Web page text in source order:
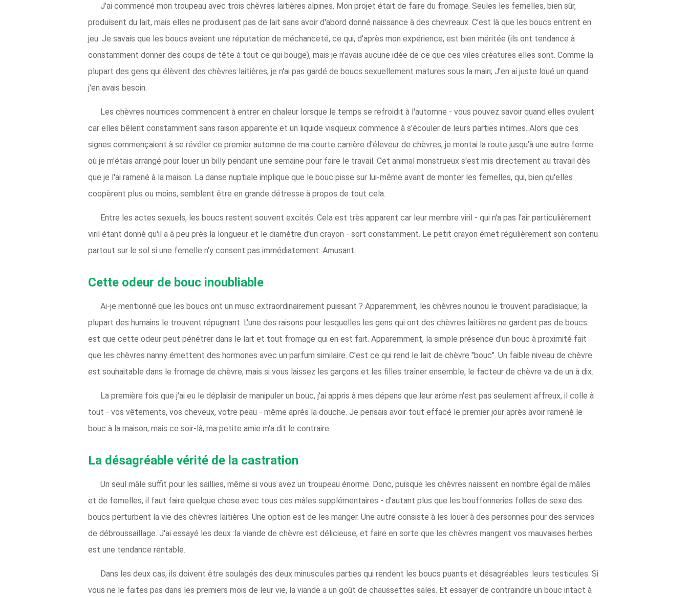
J'ai commencé mon troupeau avec trois chèvres laitières alpines. Mon projet était de faire du fromage. Seules les femelles, bien sûr,
produisent du lait, mais elles ne produisent pas de lait sans avoir d'abord donné naissance à des chevreaux. C'est là que les boucs entrent en
jeu. Je savais que les boucs avaient une réputation de méchanceté, ce qui, d'après mon expérience, est bien méritée (ils ont tendance à
constamment donner des coups de tête à tout ce qui bouge), mais je n'avais aucune idée de ce que ces viles créatures elles sont. Comme la
plupart des gens qui élèvent des chèvres laitières, je n'ai pas gardé de boucs sexuellement matures sous la main; J'en ai juste loué un quand
j'en avais besoin.
Les chèvres nourrices commencent à entrer en chaleur lorsque le temps se refroidit à l'automne - vous pouvez savoir quand elles ovulent
car elles bêlent constamment sans raison apparente et un liquide visqueux commence à s'écouler de leurs parties intimes. Alors que ces
signes commençaient à se révéler ce premier automne de ma courte carrière d'éleveur de chèvres, je montai la route jusqu'à une autre ferme
où je m'étais arrangé pour louer un billy pendant une semaine pour faire le travail. Cet animal monstrueux s'est mis directement au travail dès
que je l'ai ramené à la maison. La danse nuptiale implique que le bouc pisse sur lui-même avant de monter les femelles, qui, bien qu'elles
coopèrent plus ou moins, semblent être en grande détresse à propos de tout cela.
Entre les actes sexuels, les boucs restent souvent excités. Cela est très apparent car leur membre viril - qui n'a pas l'air particulièrement
viril étant donné qu'il a à peu près la longueur et le diamètre d'un crayon - sort constamment. Le petit crayon émet régulièrement son contenu
partout sur le sol si une femelle n'y consent pas immédiatement. Amusant.
Cette odeur de bouc inoubliable
Ai-je mentionné que les boucs ont un musc extraordinairement puissant ? Apparemment, les chèvres nounou le trouvent paradisiaque; la
plupart des humains le trouvent répugnant. L'une des raisons pour lesquelles les gens qui ont des chèvres laitières ne gardent pas de boucs
est que cette odeur peut pénétrer dans le lait et tout fromage qui en est fait. Apparemment, la simple présence d'un bouc à proximité fait
que les chèvres nanny émettent des hormones avec un parfum similaire. C'est ce qui rend le lait de chèvre "bouc". Un faible niveau de chèvre
est souhaitable dans le fromage de chèvre, mais si vous laissez les garçons et les filles traîner ensemble, le facteur de chèvre va de un à dix.
La première fois que j'ai eu le déplaisir de manipuler un bouc, j'ai appris à mes dépens que leur arôme n'est pas seulement affreux, il colle à
tout - vos vêtements, vos cheveux, votre peau - même après la douche. Je pensais avoir tout effacé le premier jour après avoir ramené le
bouc à la maison, mais ce soir-là, ma petite amie m'a dit le contraire.
La désagréable vérité de la castration
Un seul mâle suffit pour les saillies, même si vous avez un troupeau énorme. Donc, puisque les chèvres naissent en nombre égal de mâles
et de femelles, il faut faire quelque chose avec tous ces mâles supplémentaires - d'autant plus que les bouffonneries folles de sexe des
boucs perturbent la vie des chèvres laitières. Une option est de les manger. Une autre consiste à les louer à des personnes pour des services
de débroussaillage. J'ai essayé les deux :la viande de chèvre est délicieuse, et faire en sorte que les chèvres mangent vos mauvaises herbes
est une tendance rentable.
Dans les deux cas, ils doivent être soulagés des deux minuscules parties qui rendent les boucs puants et désagréables :leurs testicules. Si
vous ne le faites pas dans les premiers mois de leur vie, la viande a un goût de chaussettes sales. Et essayer de contraindre un bouc intact à